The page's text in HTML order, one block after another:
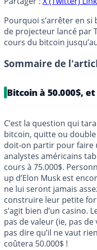
Pourquoi s’arrêter en si
de projecteur lancé par
cours du bitcoin
Sommaire de
Bitcoin à 50.000$,
C’est la question qui
bitcoin, quitte ou double
doit-on partir pour faire
analystes américains
cours à 75.000$.
up d’Elon Musk est
ne lui seront jamais
construire leur petite
s’agit bien d’un casino.
pas de valeur (ie, pas
pas dire qu’il ne vaut
coûtera 50.000$ !